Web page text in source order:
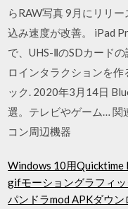
らRAW写真 9月にリリ
込み速度が改善。 iPad
で、UHS-ⅡのSDカード
ロインタラクションを作
ック. 2020年3月14日
選。テレビやゲーム… 関
コン周辺機器
Windows 10用Quicktime
gifモーショングラフィ
パンドラmod APKダウン